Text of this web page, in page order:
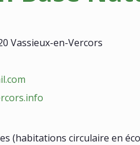
Vassieux-en-Vercors
(habitations circulaire en